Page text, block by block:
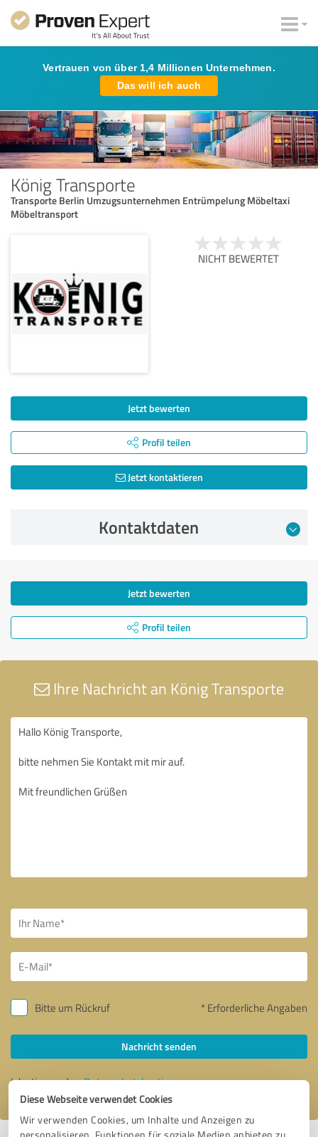
Diese Webseite verwendet Cookies
Wir verwenden Cookies, um Inhalte und Anzeigen zu
Vertrauen von über 1,4 Millionen Unternehmen.
Das will ich auch
König Transporte
Transporte Berlin Umzugsunternehmen Entrümpelung Möbeltaxi
Möbeltransport
NICHT BEWERTET
Jetzt bewerten
Profil teilen
Jetzt kontaktieren
Kontaktdaten
Jetzt bewerten
Profil teilen
Ihre Nachricht an König Transporte
Bitte um Rückruf * Erforderliche Angaben
Nachricht senden
Ich stimme denDatenschutzbestimmungenzu.